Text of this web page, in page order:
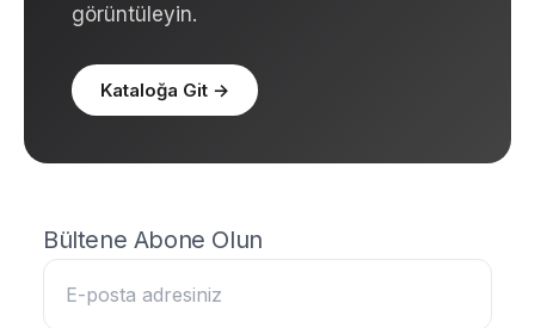
görüntüleyin.
Kataloğa Git →
Bültene Abone Olun